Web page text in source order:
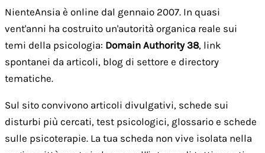
NienteAnsia è online dal gennaio 2007. In quasi
vent'anni ha costruito un'autorità organica reale sui
temi della psicologia: Domain Authority 38, link
spontanei da articoli, blog di settore e directory
tematiche.
Sul sito convivono articoli divulgativi, schede sui
disturbi più cercati, test psicologici, glossario e schede
sulle psicoterapie. La tua scheda non vive isolata nella